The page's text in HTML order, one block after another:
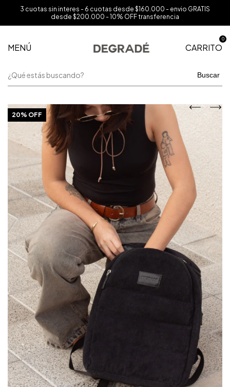
3 cuotas sin interes - 6 cuotas desde $160.000 - envio GRATIS
desde $200.000 - 10% OFF transferencia
MENÚ CARRITO
0
Buscar
20% OFF